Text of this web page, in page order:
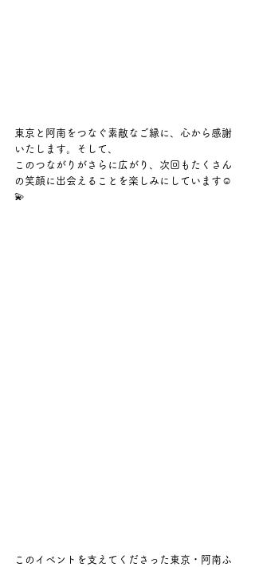
東京と阿南をつなぐ素敵なご縁に、心から感謝
いたします。そして、
このつながりがさらに広がり、次回もたくさん
の笑顔に出会えることを楽しみにしています☺️
💫
このイベントを支えてくださった東京・阿南ふ